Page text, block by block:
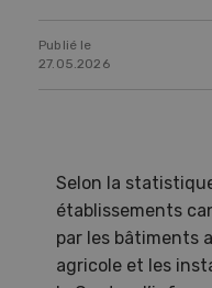
Publié le
27.05.2026
Selon la
établissements
par les bâtiments
agricole et les